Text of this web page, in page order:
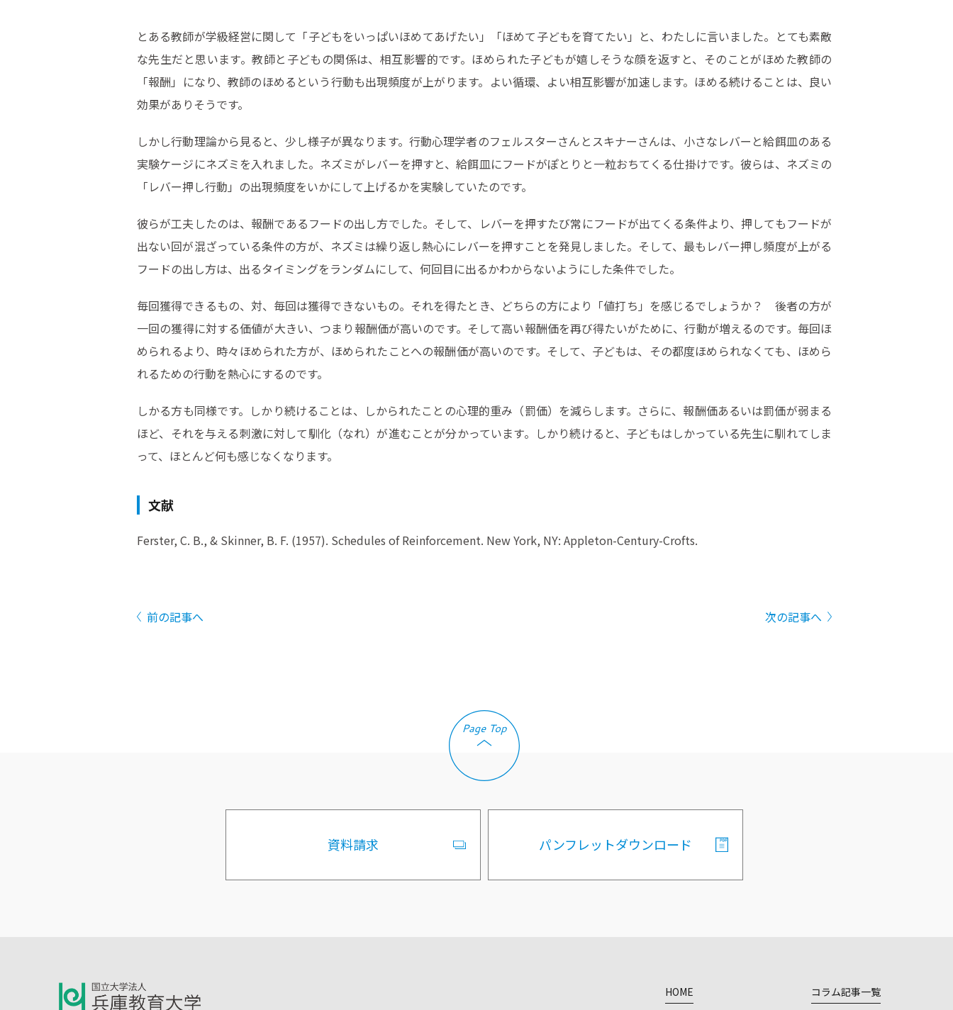
とある教師が学級経営に関して「子どもをいっぱいほめてあげたい」「ほめて子どもを育てたい」と、わたしに言いました。とても素敵
な先生だと思います。教師と子どもの関係は、相互影響的です。ほめられた子どもが嬉しそうな顔を返すと、そのことがほめた教師の
「報酬」になり、教師のほめるという行動も出現頻度が上がります。よい循環、よい相互影響が加速します。ほめる続けることは、良い
効果がありそうです。
しかし行動理論から見ると、少し様子が異なります。行動心理学者のフェルスターさんとスキナーさんは、小さなレバーと給餌皿のある
実験ケージにネズミを入れました。ネズミがレバーを押すと、給餌皿にフードがぽとりと一粒おちてくる仕掛けです。彼らは、ネズミの
「レバー押し行動」の出現頻度をいかにして上げるかを実験していたのです。
彼らが工夫したのは、報酬であるフードの出し方でした。そして、レバーを押すたび常にフードが出てくる条件より、押してもフードが
出ない回が混ざっている条件の方が、ネズミは繰り返し熱心にレバーを押すことを発見しました。そして、最もレバー押し頻度が上がる
フードの出し方は、出るタイミングをランダムにして、何回目に出るかわからないようにした条件でした。
毎回獲得できるもの、対、毎回は獲得できないもの。それを得たとき、どちらの方により「値打ち」を感じるでしょうか？ 後者の方が
一回の獲得に対する価値が大きい、つまり報酬価が高いのです。そして高い報酬価を再び得たいがために、行動が増えるのです。毎回ほ
められるより、時々ほめられた方が、ほめられたことへの報酬価が高いのです。そして、子どもは、その都度ほめられなくても、ほめら
れるための行動を熱心にするのです。
しかる方も同様です。しかり続けることは、しかられたことの心理的重み（罰価）を減らします。さらに、報酬価あるいは罰価が弱まる
ほど、それを与える刺激に対して馴化（なれ）が進むことが分かっています。しかり続けると、子どもはしかっている先生に馴れてしま
って、ほとんど何も感じなくなります。
文献
Ferster, C. B., & Skinner, B. F. (1957). Schedules of Reinforcement. New York, NY: Appleton-Century-Crofts.
前の記事へ 次の記事へ
資料請求 パンフレットダウンロード
HOME コラム記事一覧